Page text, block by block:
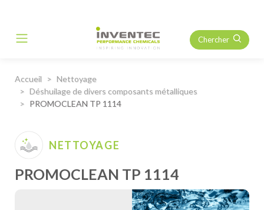
Main Navigation Chercher
Accueil
Nettoyage
Déshuilage de divers composants métalliques
PROMOCLEAN TP 1114
NETTOYAGE
PROMOCLEAN TP 1114